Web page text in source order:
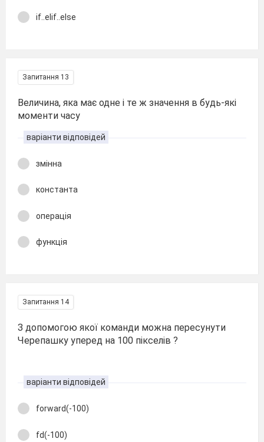
if..elif..else
Запитання 13
Величина, яка має одне і те ж значення в будь-які
моменти часу
варіанти відповідей
змінна
константа
операція
функція
Запитання 14
З допомогою якої команди можна пересунути
Черепашку уперед на 100 пікселів ?
варіанти відповідей
forward(-100)
fd(-100)